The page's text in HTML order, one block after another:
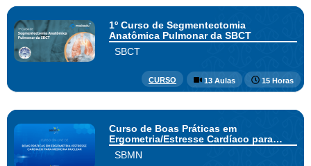
1º Curso de Segmentectomia
Anatômica Pulmonar da SBCT
SBCT
CURSO 13 Aulas 15 Horas
Curso de Boas Práticas em
Ergometria/Estresse Cardíaco para
Medicina Nuclear
SBMN